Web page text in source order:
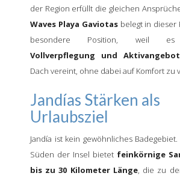
der Region erfüllt die gleichen
Waves Playa Gaviotasbelegt in dieser
besondere Position, weil
Vollverpflegung und
Dach vereint, ohne dabei auf Komfort zu
Jandías Stärken als
Urlaubsziel
Jandía ist kein gewöhnliches
Süden der Insel bietet feinkörnige
bis zu 30 Kilometer Länge, die zu